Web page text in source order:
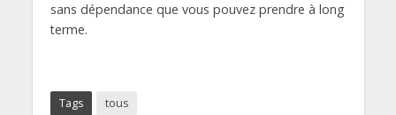
sans dépendance que vous pouvez prendre à long
terme.
Tags tous